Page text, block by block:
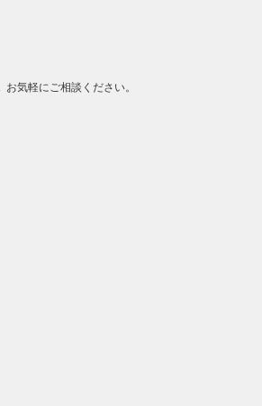
気軽にご相談ください。